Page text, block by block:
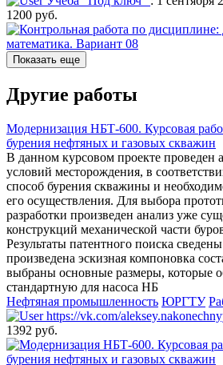
1200 руб.
Показать еще
Другие работы
Модернизация НБТ-600. Курсовая
бурения нефтяных и газовых скважин
В данном курсовом проекте проведен
условий месторождения, в
способ бурения скважины и
его осуществления. Для выбора
разработки произведен анализ уже
конструкций механической части
Результаты патентного поиска
произведена эскизная компоновка
выбраны основные размеры, которые
стандартную для насоса НБ
Нефтяная промышленность ЮРГТУ
https://vk.com/
1392 руб.